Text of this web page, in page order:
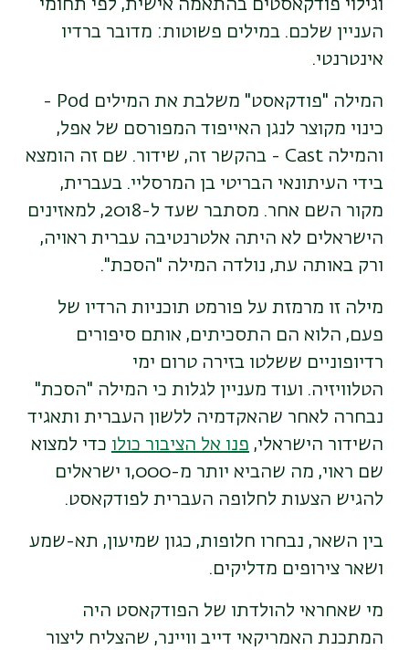
וגילוי פודקאסטים בהתאמה אישית, לפי תחומי
העניין שלכם. במילים פשוטות: מדובר ברדיו
אינטרנטי.
המילה "פודקאסט" משלבת את המילים Pod -
כינוי מקוצר לנגן האייפוד המפורסם של אפל,
והמילה Cast - בהקשר זה, שידור. שם זה הומצא
בידי העיתונאי הבריטי בן המרסליי. בעברית,
מקור השם אחר. מסתבר שעד ל-2018, למאזינים
הישראלים לא היתה אלטרנטיבה עברית ראויה,
ורק באותה עת, נולדה המילה "הסכת".
מילה זו מרמזת על פורמט תוכניות הרדיו של
פעם, הלוא הם התסכיתים, אותם סיפורים
רדיופוניים ששלטו בזירה טרום ימי
הטלוויזיה. ועוד מעניין לגלות כי המילה "הסכת"
נבחרה לאחר שהאקדמיה ללשון העברית ותאגיד
השידור הישראלי, פנו אל הציבור כולו כדי למצוא
שם ראוי, מה שהביא יותר מ-1,000 ישראלים
להגיש הצעות לחלופה העברית לפודקאסט.
בין השאר, נבחרו חלופות, כגון שמיעון, תא-שמע
ושאר צירופים מדליקים.
מי שאחראי להולדתו של הפודקאסט היה
המתכנת האמריקאי דייב וויינר, שהצליח ליצור